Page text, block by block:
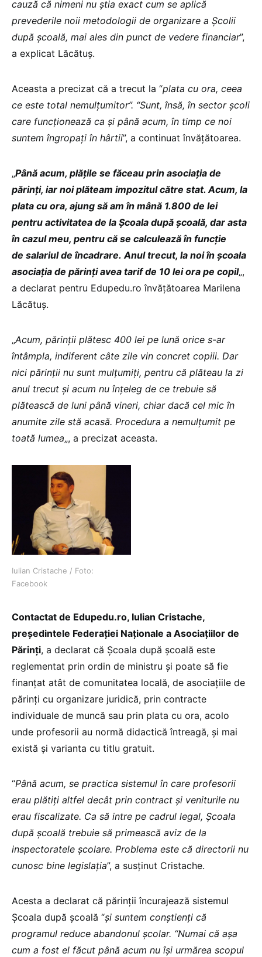
cauză că nimeni nu știa exact cum se aplică
prevederile noii metodologii de organizare a Școlii
după școală, mai ales din punct de vedere financiar”,
a explicat Lăcătuș.
Aceasta a precizat că a trecut la “plata cu ora, ceea
ce este total nemulțumitor”. “Sunt, însă, în sector școli
care funcționează ca și până acum, în timp ce noi
suntem îngropați în hârtii”, a continuat învățătoarea.
„Până acum, plățile se făceau prin asociația de
părinți, iar noi plăteam impozitul către stat. Acum, la
plata cu ora, ajung să am în mână 1.800 de lei
pentru activitatea de la Școala după școală, dar asta
în cazul meu, pentru că se calculează în funcție
de salariul de încadrare. Anul trecut, la noi în școala
asociația de părinți avea tarif de 10 lei ora pe copil„,
a declarat pentru Edupedu.ro învățătoarea Marilena
Lăcătuș.
„Acum, părinții plătesc 400 lei pe lună orice s-ar
întâmpla, indiferent câte zile vin concret copiii. Dar
nici părinții nu sunt mulțumiți, pentru că plăteau la zi
anul trecut și acum nu înțeleg de ce trebuie să
plătească de luni până vineri, chiar dacă cel mic în
anumite zile stă acasă. Procedura a nemulțumit pe
toată lumea„, a precizat aceasta.
Iulian Cristache / Foto:
Facebook
Contactat de Edupedu.ro, Iulian Cristache,
președintele Federației Naționale a Asociațiilor de
Părinți, a declarat că Școala după școală este
reglementat prin ordin de ministru și poate să fie
finanțat atât de comunitatea locală, de asociațiile de
părinți cu organizare juridică, prin contracte
individuale de muncă sau prin plata cu ora, acolo
unde profesorii au normă didactică întreagă, și mai
există și varianta cu titlu gratuit.
“Până acum, se practica sistemul în care profesorii
erau plătiți altfel decât prin contract și veniturile nu
erau fiscalizate. Ca să intre pe cadrul legal, Școala
după școală trebuie să primească aviz de la
inspectoratele școlare. Problema este că directorii nu
cunosc bine legislația”, a susținut Cristache.
Acesta a declarat că părinții încurajează sistemul
Școala după școală “și suntem conștienți că
programul reduce abandonul școlar. “Numai că așa
cum a fost el făcut până acum nu își urmărea scopul